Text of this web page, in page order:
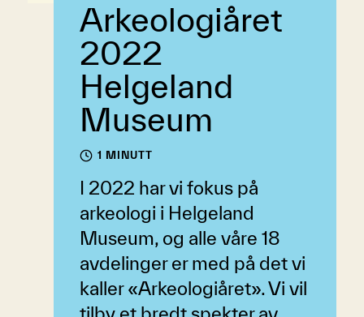
Arkeologiåret
2022
Helgeland
Museum
1 MINUTT
I 2022 har vi fokus på
arkeologi i Helgeland
Museum, og alle våre 18
avdelinger er med på det vi
kaller «Arkeologiåret». Vi vil